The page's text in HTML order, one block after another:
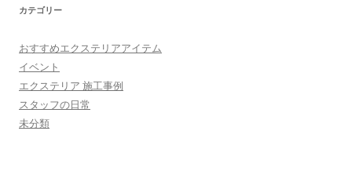
カテゴリー
おすすめエクステリアアイテム
イベント
エクステリア 施工事例
スタッフの日常
未分類